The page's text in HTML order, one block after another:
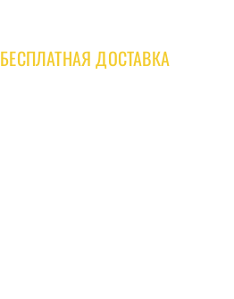
БЕСПЛАТНАЯ ДОСТАВКА